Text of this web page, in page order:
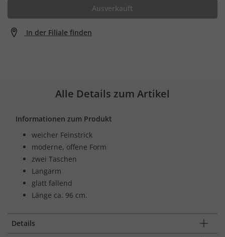
Ausverkauft
In der Filiale finden
Alle Details zum Artikel
Informationen zum Produkt
weicher Feinstrick
moderne, offene Form
zwei Taschen
Langarm
glatt fallend
Länge ca. 96 cm.
Details